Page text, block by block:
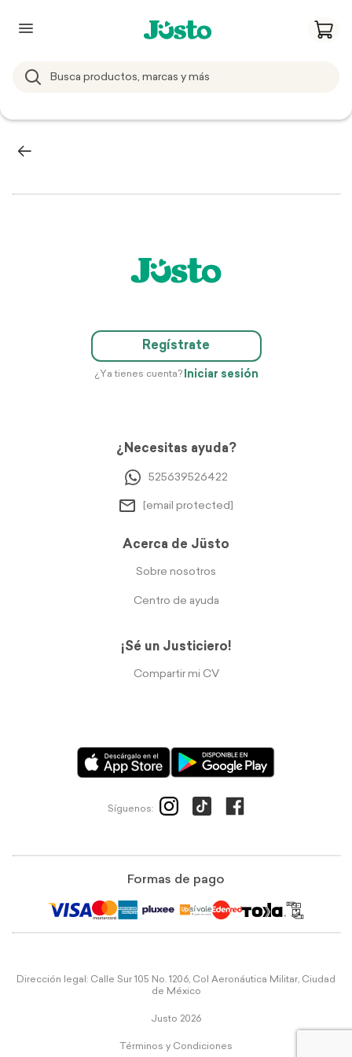
Regístrate
¿Ya tienes cuenta? Iniciar sesión
¿Necesitas ayuda?
525639526422
[email protected]
Acerca de Jüsto
Sobre nosotros
Centro de ayuda
¡Sé un Justiciero!
Compartir mi CV
Síguenos:
Formas de pago
Dirección legal: Calle Sur 105 No. 1206, Col Aeronáutica Militar, Ciudad
de México
Justo 2026
Términos y Condiciones